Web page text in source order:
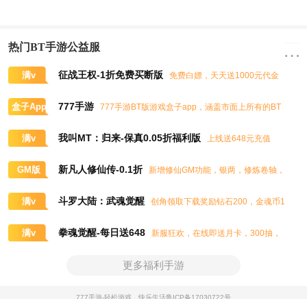
热门BT手游公益服
满v 征战王权-1折免费买断版
免费白嫖，天天送1000元代金
盒子App 777手游
777手游BT版游戏盒子app，涵盖市面上所有的BT
满v 我叫MT：归来-保真0.05折福利版
上线送648元充值
GM版 新凡人修仙传-0.1折
新增修仙GM功能，银两，修炼卷轴，
满v 斗罗大陆：武魂觉醒
创角领取下载奖励钻石200，金魂币1
满v 拳魂觉醒-每日送648
新服狂欢，在线即送月卡，300抽，
更多福利手游
777手游-轻松游戏，快乐生活鲁ICP备17030722号